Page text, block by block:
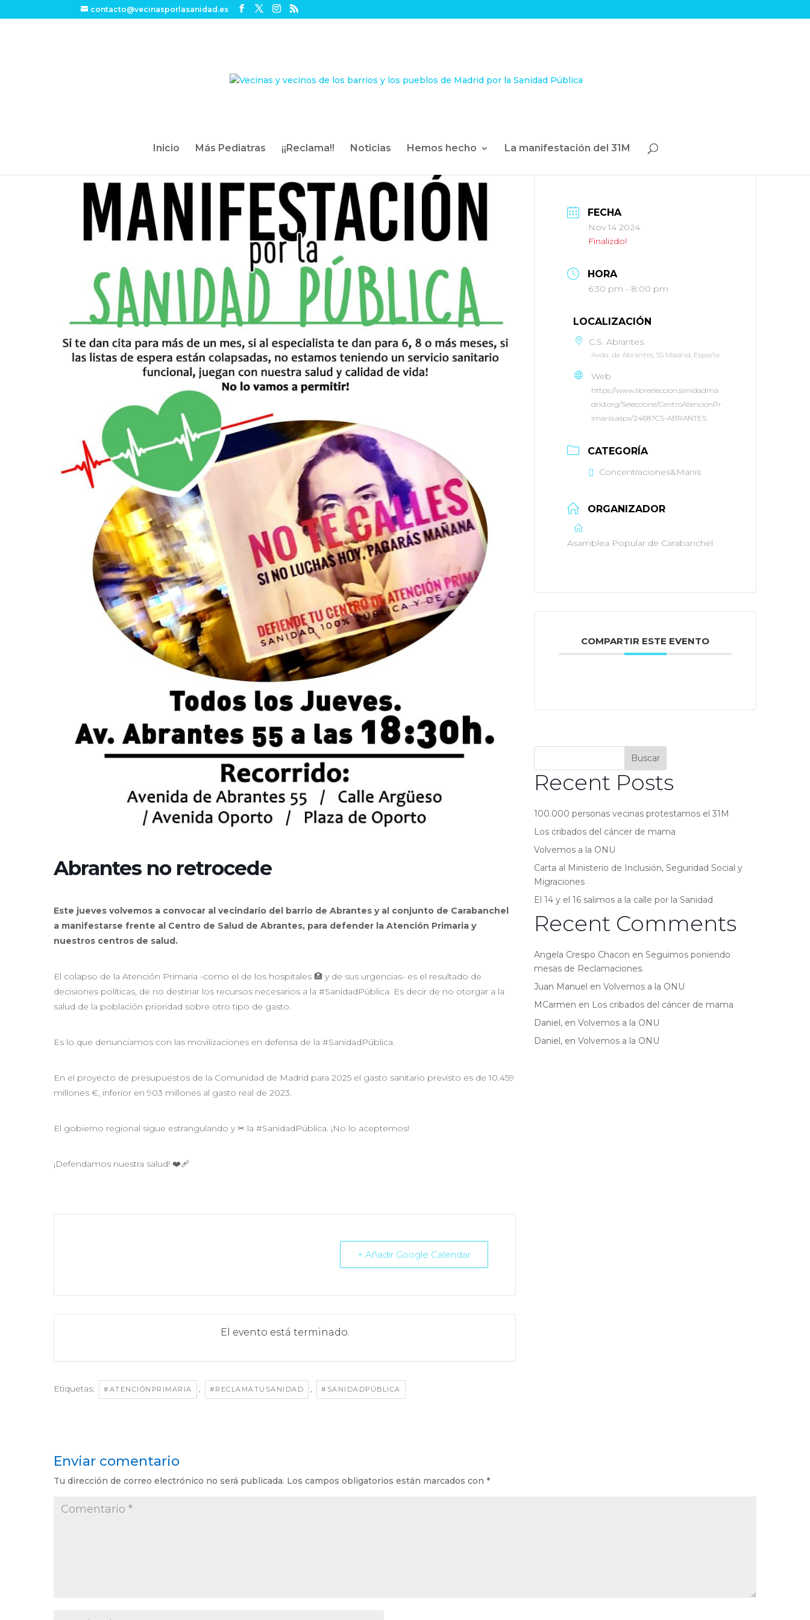
contacto@vecinasporlasanidad.es
Inicio Más Pediatras ¡¡Reclama!! Noticias Hemos hecho La manifestación del 31M
Abrantes no retrocede
Este jueves volvemos a convocar al vecindario del barrio de Abrantes y al conjunto de Carabanchel
a manifestarse frente al Centro de Salud de Abrantes, para defender la Atención Primaria y
nuestros centros de salud.
El colapso de la Atención Primaria -como el de los hospitales 🏥 y de sus urgencias- es el resultado de
decisiones políticas, de no destinar los recursos necesarios a la #SanidadPública. Es decir de no otorgar a la
salud de la población prioridad sobre otro tipo de gasto.
Es lo que denunciamos con las movilizaciones en defensa de la #SanidadPública.
En el proyecto de presupuestos de la Comunidad de Madrid para 2025 el gasto sanitario previsto es de 10.459
millones €, inferior en 903 millones al gasto real de 2023.
El gobierno regional sigue estrangulando y ✂ la #SanidadPública. ¡No lo aceptemos!
¡Defendamos nuestra salud! ❤‍🩹
+ Añadir Google Calendar
El evento está terminado.
Etiquetas: #ATENCIÓNPRIMARIA , #RECLAMATUSANIDAD , #SANIDADPÚBLICA
FECHA
Nov 14 2024
Finalizdo!
HORA
6:30 pm - 8:00 pm
LOCALIZACIÓN
C.S. Abrantes
Avda. de Abrantes, 55 Madrid, España
Web
https://www.libreeleccion.sanidadma
drid.org/Seleccione/CentroAtencionPr
imaria.aspx/2468?CS-ABRANTES
CATEGORÍA
Concentraciones&Manis
ORGANIZADOR
Asamblea Popular de Carabanchel
COMPARTIR ESTE EVENTO
Buscar
Recent Posts
100.000 personas vecinas protestamos el 31M
Los cribados del cáncer de mama
Volvemos a la ONU
Carta al Ministerio de Inclusión, Seguridad Social y
Migraciones
El 14 y el 16 salimos a la calle por la Sanidad
Recent Comments
Angela Crespo Chacon enSeguimos poniendo
mesas de Reclamaciones.
Juan Manuel enVolvemos a la ONU
MCarmen en Los cribados del cáncer de mama
Daniel, enVolvemos a la ONU
Daniel, enVolvemos a la ONU
Enviar comentario
Tu dirección de correo electrónico no será publicada. Los campos obligatorios están marcados con *